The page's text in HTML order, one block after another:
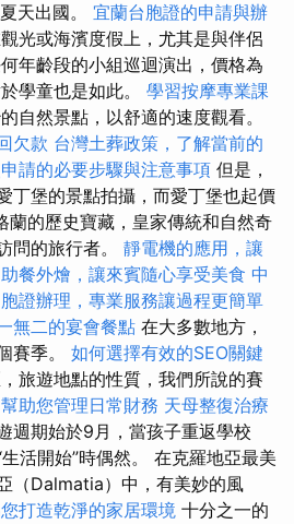
天出國。 宜蘭台胞證的申請與辦
光或海濱度假上，尤其是與伴侶
年齡段的小組巡迴演出，價格為
學童也是如此。 學習按摩專業課
自然景點，以​​舒適的速度觀看。
欠款 台灣土葬政策，了解當前的
請的必要步驟與注意事項 但是，
丁堡的景點拍攝，而愛丁堡也起價
的歷史寶藏，皇家傳統和自然奇
問的旅行者。 靜電機的應用，讓
餐外燴，讓來賓隨心享受美食 中
證辦理，專業服務讓過程更簡單
無二的宴會餐點 在大多數地方，
賽季。 如何選擇有效的SEO關鍵
旅遊地點的性質，我們所說的賽
助您管理日常財務 天母整復治療
週期始於9月，當孩子重返學校
活開始”時偶然。 在克羅地亞最美
（Dalmatia）中，有美妙的風
打造乾淨的家居環境 十分之一的